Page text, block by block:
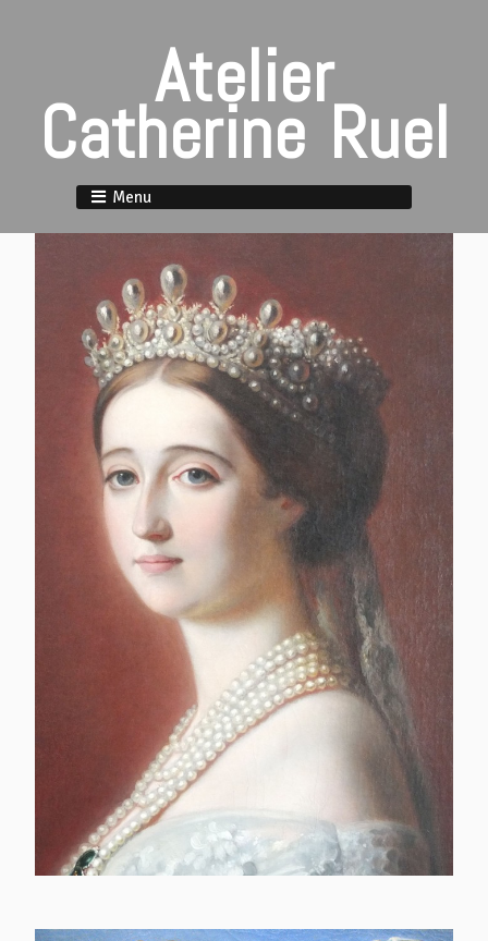
Atelier
Catherine Ruel
Menu